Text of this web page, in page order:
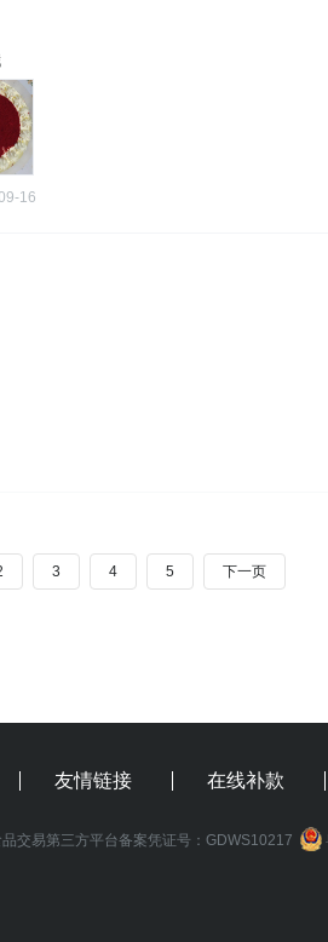
16
3 4 5 下一页
友情链接 在线补款
品交易第三方平台备案凭证号：GDWS10217